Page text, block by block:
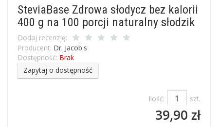
SteviaBase Zdrowa słodycz bez kalorii
400 g na 100 porcji naturalny słodzik
Dodaj recenzję:
Producent: Dr. Jacob's
Dostępność: Brak
Zapytaj o dostępność
Ilość: szt.
39,90 zł